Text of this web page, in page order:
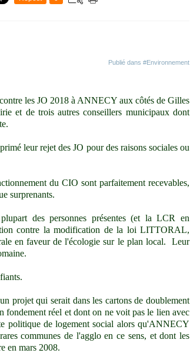
Publié dans #Environnement
les JO 2018 à ANNECY aux côtés de Gilles
et de trois autres conseillers municipaux dont
leur rejet des JO pour des raisons sociales ou
du CIO sont parfaitement recevables,
surprenants.
des personnes présentes (et la LCR en
contre la modification de la loi LITTORAL,
en faveur de l'écologie sur le plan local. Leur
projet qui serait dans les cartons de doublement
réel et dont on ne voit pas le lien avec
politique de logement social alors qu'ANNECY
communes de l'agglo en ce sens, et dont les
en mars 2008.